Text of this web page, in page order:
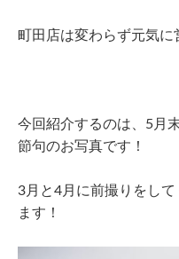
町田店は変わらず元気に
今回紹介するのは、5月
節句のお写真です！
3月と4月に前撮りをし
ます！